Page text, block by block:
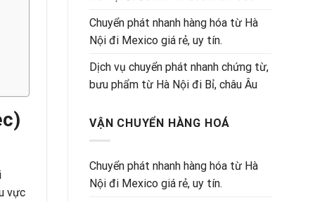
vực
Chuyển phát nhanh hàng hóa từ Hà
Nội đi Mexico giá rẻ, uy tín.
Dịch vụ chuyển phát nhanh chứng từ,
bưu phẩm từ Hà Nội đi Bỉ, châu Âu
VẬN CHUYỂN HÀNG HOÁ
Chuyển phát nhanh hàng hóa từ Hà
Nội đi Mexico giá rẻ, uy tín.